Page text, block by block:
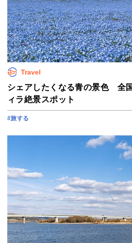
Travel
シェアしたくなる青の景色 全
ィラ絶景スポット
#旅する